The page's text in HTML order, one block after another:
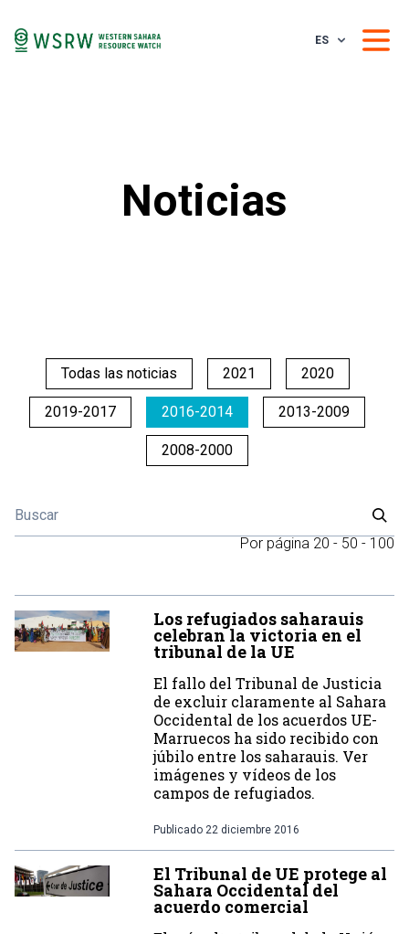
ES
Noticias
Todas las noticias 2021 2020
2019-2017 2016-2014 2013-2009
2008-2000
Por página 20 - 50 - 100
Los refugiados saharauis
celebran la victoria en el
tribunal de la UE
El fallo del Tribunal de Justicia
de excluir claramente al Sahara
Occidental de los acuerdos UE-
Marruecos ha sido recibido con
júbilo entre los saharauis. Ver
imágenes y vídeos de los
campos de refugiados.
Publicado 22 diciembre 2016
El Tribunal de UE protege al
Sahara Occidental del
acuerdo comercial